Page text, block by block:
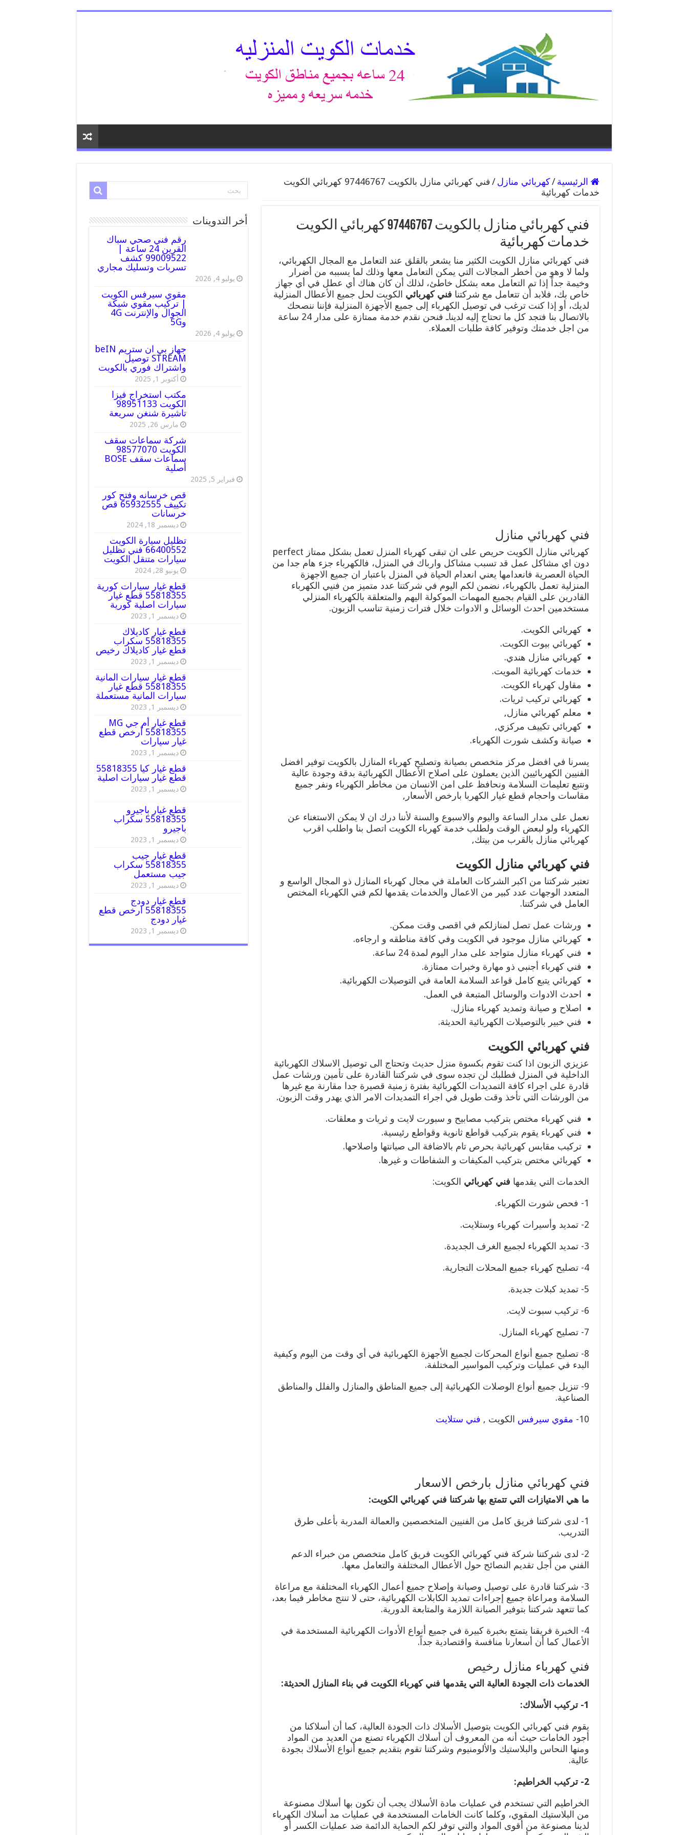
الرئيسية /كهربائي منازل /
فني كهربائي منازل بالكويت 97446767 كهربائي الكويت
خدمات كهربائية
فني كهربائي منازل بالكويت 97446767 كهربائي الكويت
خدمات كهربائية
فني كهربائي منازل الكويت الكثير منا يشعر بالقلق عند التعامل مع المجال الكهربائي،
ولما لا وهو من أخطر المجالات التي يمكن التعامل معها وذلك لما يسببه من أضرار
وخيمة جداً إذا تم التعامل معه بشكل خاطئ، لذلك أن كان هناك أي عطل في أي جهاز
خاص بك، فلابد أن تتعامل مع شركتنا فني كهربائي الكويت لحل جميع الأعطال المنزلية
لديك، أو إذا كنت ترغب في توصيل الكهرباء إلى جميع الأجهزة المنزلية فإننا ننصحك
بالاتصال بنا فتجد كل ما تحتاج إليه لديناـ فنحن نقدم خدمة ممتازة على مدار 24 ساعة
من اجل خدمتك وتوفير كافة طلبات العملاء.
فني كهربائي منازل
كهربائي منازل الكويت حريص على ان تبقى كهرباء المنزل تعمل بشكل ممتاز perfect
دون اي مشاكل عمل قد تسبب مشاكل وارباك في المنزل، فالكهرباء جزء هام جدا من
الحياة العصرية فانعدامها يعني انعدام الحياة في المنزل باعتبار ان جميع الاجهزة
المنزلية تعمل بالكهرباء، نضمن لكم اليوم في شركتنا عدد متميز من فنيي الكهرباء
القادرين على القيام بجميع المهمات الموكولة اليهم والمتعلقة بالكهرباء المنزلي
مستخدمين احدث الوسائل و الادوات خلال فترات زمنية تناسب الزبون.
كهربائي الكويت.
كهربائي بيوت الكويت.
كهربائي منازل هندي.
خدمات كهربائية المويت.
مقاول كهرباء الكويت.
كهربائي تركيب ثريات.
معلم كهربائي منازل,
كهربائي تكييف مركزي,
صيانة وكشف شورت الكهرباء.
يسرنا في افضل مركز متخصص بصيانة وتصليح كهرباء المنازل بالكويت توفير افضل
الفنيين الكهربائيين الذين يعملون على اصلاح الأعطال الكهربائية بدقة وجودة عالية
ونتبع تعليمات السلامة ونحافظ على امن الانسان من مخاطر الكهرباء ونفر جميع
مقاسات واحجام قطع غيار الكهربا بارخص الأسعار,
نعمل على مدار الساعة واليوم والاسبوع والسنة لأننا درك ان لا يمكن الاستغناء عن
الكهرباء ولو لبعض الوقت ولطلب خدمة كهرباء الكويت اتصل بنا واطلب اقرب
كهربائي منازل بالقرب من بيتك,
فني كهربائي منازل الكويت
تعتبر شركتنا من اكبر الشركات العاملة في مجال كهرباء المنازل ذو المجال الواسع و
المتعدد الوجهات عدد كبير من الاعمال والخدمات يقدمها لكم فني الكهرباء المختص
العامل في شركتنا.
ورشات عمل تصل لمنازلكم في اقصى وقت ممكن.
كهربائي منازل موجود في الكويت وفي كافة مناطقه و ارجاءه.
فني كهرباء منازل متواجد على مدار اليوم لمدة 24 ساعة.
فني كهرباء أجنبي ذو مهارة وخبرات ممتازة.
كهربائي يتبع كامل قواعد السلامة العامة في التوصيلات الكهربائية.
احدث الادوات والوسائل المتبعة في العمل.
اصلاح و صيانة وتمديد كهرباء منازل.
فني خبير بالتوصيلات الكهربائية الحديثة.
فني كهربائي الكويت
عزيزي الزبون اذا كنت تقوم بكسوة منزل حديث وتحتاج الى توصيل الاسلاك الكهربائية
الداخلية في المنزل فطلبك لن تجده سوى في شركتنا القادرة على تأمين ورشات عمل
قادرة على اجراء كافة التمديدات الكهربائية بفترة زمنية قصيرة جدا مقارنة مع غيرها
من الورشات التي تأخذ وقت طويل في اجراء التمديدات الامر الذي يهدر وقت الزبون.
فني كهرباء مختص بتركيب مصابيح و سبورت لايت و ثريات و معلقات.
فني كهرباء يقوم بتركيب قواطع ثانوية وقواطع رئيسية.
تركيب مقابس كهربائية بحرص تام بالاضافة الى صيانتها واصلاحها.
كهربائي مختص بتركيب المكيفات و الشفاطات و غيرها.
الخدمات التي يقدمها فني كهربائي الكويت:
1- فحص شورت الكهرباء.
2- تمديد وأسيرات كهرباء وستلايت.
3- تمديد الكهرباء لجميع الغرف الجديدة.
4- تصليح كهرباء جميع المحلات التجارية.
5- تمديد كبلات جديدة.
6- تركيب سبوت لايت.
7- تصليح كهرباء المنازل.
8- تصليح جميع أنواع المحركات لجميع الأجهزة الكهربائية في أي وقت من اليوم وكيفية
البدء في عمليات وتركيب المواسير المختلفة.
9- تنزيل جميع أنواع الوصلات الكهربائية إلى جميع المناطق والمنازل والفلل والمناطق
الصناعية.
10-
مقوي سيرفس الكويت , فني ستلايت
فني كهربائي منازل بارخص الاسعار
ما هي الامتيازات التي تتمتع بها شركتنا فني كهربائي الكويت:
1- لدى شركتنا فريق كامل من الفنيين المتخصصين والعمالة المدربة بأعلى طرق
التدريب.
2- لدى شركتنا شركة فني كهربائي الكويت فريق كامل متخصص من خبراء الدعم
الفني من أجل تقديم النصائح حول الأعطال المختلفة والتعامل معها.
3- شركتنا قادرة على توصيل وصيانة وإصلاح جميع أعمال الكهرباء المختلفة مع مراعاة
السلامة ومراعاة جميع إجراءات تمديد الكابلات الكهربائية، حتى لا تنتج مخاطر فيما بعد،
كما تتعهد شركتنا بتوفير الصيانة اللازمة والمتابعة الدورية.
4- الخبرة فريقنا يتمتع بخبرة كبيرة في جميع أنواع الأدوات الكهربائية المستخدمة في
الأعمال كما أن أسعارنا منافسة واقتصادية جداً.
فني كهرباء منازل رخيص
الخدمات ذات الجودة العالية التي يقدمها فني كهرباء الكويت في بناء المنازل الحديثة:
1- تركيب الأسلاك:
يقوم فني كهربائي الكويت بتوصيل الأسلاك ذات الجودة العالية، كما أن أسلاكنا من
أجود الخامات حيث أنه من المعروف أن أسلاك الكهرباء تصنع من العديد من المواد
ومنها النحاس والبلاستيك والألومنيوم وشركتنا تقوم بتقديم جميع أنواع الأسلاك بجودة
عالية.
2- تركيب الخراطيم:
الخراطيم التي تستخدم في عمليات مادة الأسلاك يجب أن تكون بها أسلاك مصنوعة
من البلاستيك المقوي، وكلما كانت الخامات المستخدمة في عمليات مد أسلاك الكهرباء
لدينا مصنوعة من أقوى المواد والتي توفر لكم الحماية الدائمة ضد عمليات الكسر أو
أخر التدوينات
رقم فني صحي سباك
القرين 24 ساعة |
99009522 كشف
تسربات وتسليك مجاري
يوليو 4, 2026
مقوي سيرفس الكويت
| تركيب مقوي شبكة
الجوال والإنترنت 4G
و5G
يوليو 4, 2026
جهاز بي ان ستريم beIN
STREAM توصيل
واشتراك فوري بالكويت
أكتوبر 1, 2025
مكتب استخراج فيزا
الكويت 98951133
تاشيرة شنغن سريعة
مارس 26, 2025
شركة سماعات سقف
الكويت 98577070
سماعات سقف BOSE
أصلية
فبراير 5, 2025
قص خرسانه وفتح كور
تكييف 65932555 قص
خرسانات
ديسمبر 18, 2024
تظليل سيارة الكويت
66400552 فني تظليل
سيارات متنقل الكويت
يونيو 28, 2024
قطع غيار سيارات كورية
55818355 قطع غيار
سيارات اصلية كورية
ديسمبر 1, 2023
قطع غيار كاديلاك
55818355 سكراب
قطع غيار كاديلاك رخيص
ديسمبر 1, 2023
قطع غيار سيارات المانية
55818355 قطع غيار
سيارات المانية مستعملة
ديسمبر 1, 2023
قطع غيار أم جي MG
55818355 أرخص قطع
غيار سيارات
ديسمبر 1, 2023
قطع غيار كيا 55818355
قطع غيار سيارات اصلية
ديسمبر 1, 2023
قطع غيار باجيرو
55818355 سكراب
باجيرو
ديسمبر 1, 2023
قطع غيار جيب
55818355 سكراب
جيب مستعمل
ديسمبر 1, 2023
قطع غيار دودج
55818355 ارخص قطع
غيار دودج
ديسمبر 1, 2023